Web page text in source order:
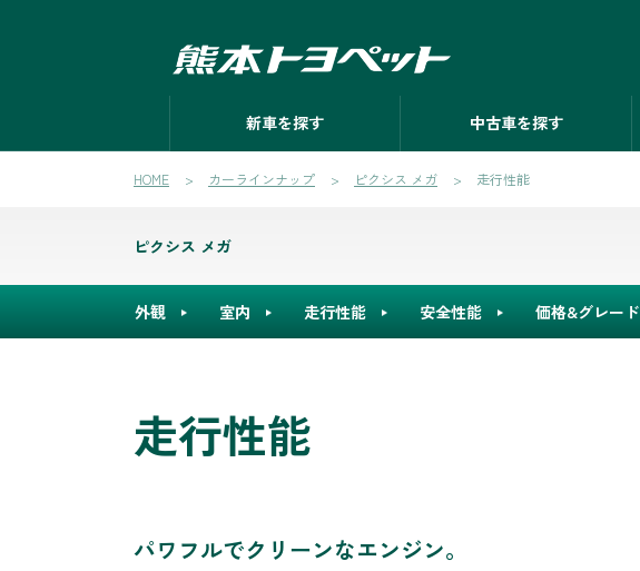
新車を探す 中古車を探す
HOME カーラインナップ ピクシス メガ 走行性能
ピクシス メガ
外観 室内 走行性能 安全性能 価格&グレード
走行性能
パワフルでクリーンなエンジン。